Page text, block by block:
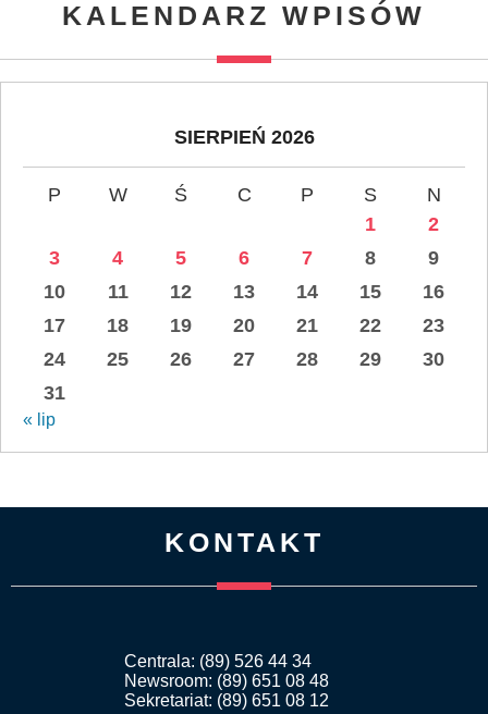
KALENDARZ WPISÓW
SIERPIEŃ 2026
P W Ś C P S
N
1
2
3
4 5 6 7 8
9
10
11 12 13 14 15
16
17
18 19 20 21 22
23
24
25 26 27 28 29
30
31
« lip
KONTAKT
Centrala: (89) 526 44 34
Newsroom: (89) 651 08 48
Sekretariat: (89) 651 08 12